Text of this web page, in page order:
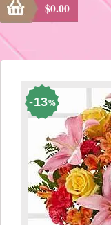
$0.00
13%